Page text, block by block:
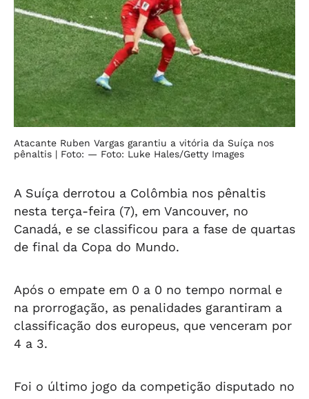
Atacante Ruben Vargas garantiu a vitória da Suíça nos
pênaltis | Foto: — Foto: Luke Hales/Getty Images
A Suíça derrotou a Colômbia nos pênaltis
nesta terça-feira (7), em Vancouver, no
Canadá, e se classificou para a fase de quartas
de final da Copa do Mundo.
Após o empate em 0 a 0 no tempo normal e
na prorrogação, as penalidades garantiram a
classificação dos europeus, que venceram por
4 a 3.
Foi o último jogo da competição disputado no